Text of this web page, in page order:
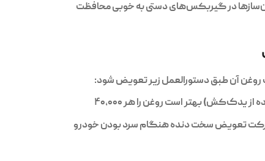
تعویض سخت دنده هنگام سرد بودن خودرو